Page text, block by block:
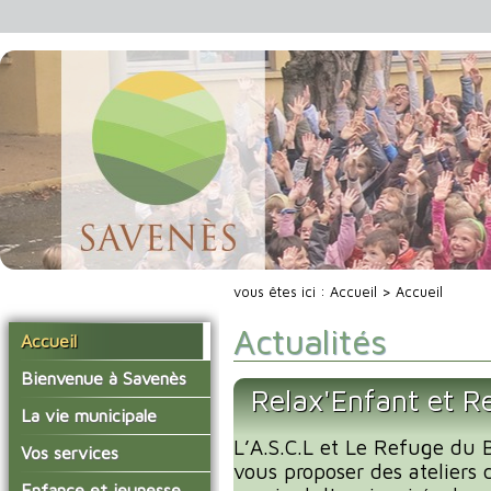
Accueil
Bienvenue à Savenès
Situer Savenès
Savenès en chiffre
L'histoire du village
La vie municipale
Vos élus
Les compte-rendus du
Vos services
La mairie
vous êtes ici : Accueil > Accueil
Actualités
Relax'Enfant et
L’A.S.C.L et Le Refuge
vous proposer des